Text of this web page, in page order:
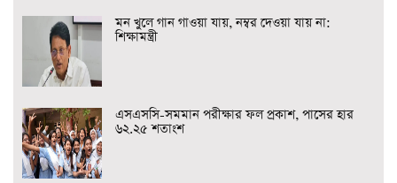
মন খুলে গান গাওয়া যায়, নম্বর দেওয়া যায় না:
শিক্ষামন্ত্রী
এসএসসি-সমমান পরীক্ষার ফল প্রকাশ, পাসের হার
৬২.২৫ শতাংশ